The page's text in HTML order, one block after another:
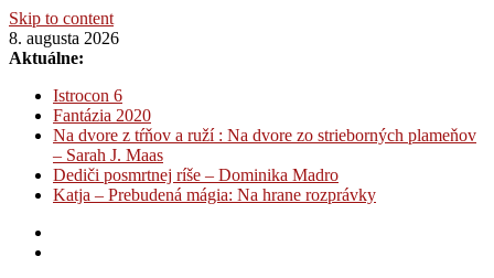
Skip to content
8. augusta 2026
Aktuálne:
Istrocon 6
Fantázia 2020
Na dvore z tŕňov a ruží : Na dvore zo strieborných plameňov
– Sarah J. Maas
Dediči posmrtnej ríše – Dominika Madro
Katja – Prebudená mágia: Na hrane rozprávky